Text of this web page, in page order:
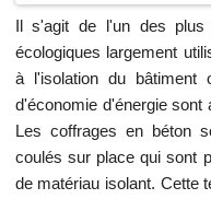
Il s'agit de l'un des plus
écologiques largement
à l'isolation du bâtiment
d'économie d'énergie sont
Les coffrages en béton
coulés sur place qui sont
de matériau isolant. Cette